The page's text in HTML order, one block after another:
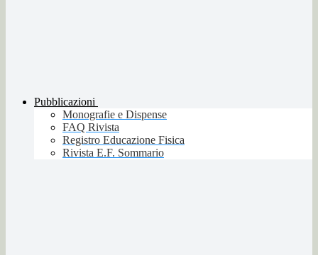
Pubblicazioni
Monografie e Dispense
FAQ Rivista
Registro Educazione Fisica
Rivista E.F. Sommario